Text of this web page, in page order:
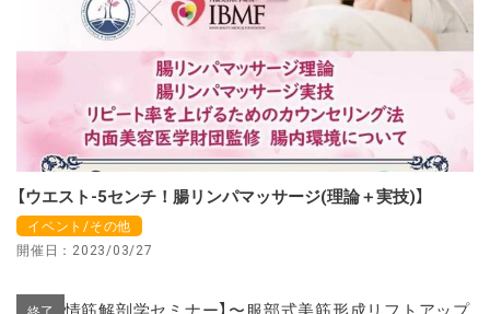
【ウエスト-5センチ！腸リンパマッサージ(理論＋実技)】
イベント/その他
開催日：2023/03/27